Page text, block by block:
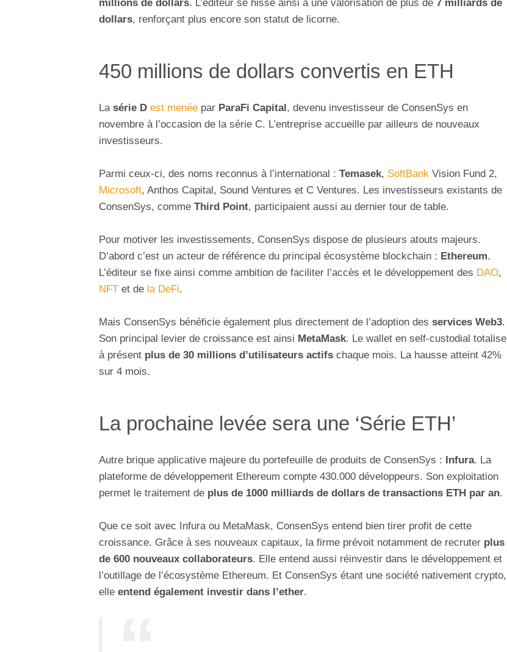
millions de dollars. L’éditeur se hisse ainsi à une valorisation de plus de 7 milliards de
dollars, renforçant plus encore son statut de licorne.
450 millions de dollars convertis en ETH
La série D est menée par ParaFi Capital, devenu investisseur de ConsenSys en
novembre à l’occasion de la série C. L’entreprise accueille par ailleurs de nouveaux
investisseurs.
Parmi ceux-ci, des noms reconnus à l’international : Temasek, SoftBank Vision Fund 2,
Microsoft, Anthos Capital, Sound Ventures et C Ventures. Les investisseurs existants de
ConsenSys, comme Third Point, participaient aussi au dernier tour de table.
Pour motiver les investissements, ConsenSys dispose de plusieurs atouts majeurs.
D’abord c’est un acteur de référence du principal écosystème blockchain : Ethereum.
L’éditeur se fixe ainsi comme ambition de faciliter l’accès et le développement des DAO,
NFT et de la DeFi.
Mais ConsenSys bénéficie également plus directement de l’adoption des services Web3.
Son principal levier de croissance est ainsi MetaMask. Le wallet en self-custodial totalise
à présent plus de 30 millions d’utilisateurs actifs chaque mois. La hausse atteint 42%
sur 4 mois.
La prochaine levée sera une ‘Série ETH’
Autre brique applicative majeure du portefeuille de produits de ConsenSys : Infura. La
plateforme de développement Ethereum compte 430.000 développeurs. Son exploitation
permet le traitement de plus de 1000 milliards de dollars de transactions ETH par an.
Que ce soit avec Infura ou MetaMask, ConsenSys entend bien tirer profit de cette
croissance. Grâce à ses nouveaux capitaux, la firme prévoit notamment de recruter plus
de 600 nouveaux collaborateurs. Elle entend aussi réinvestir dans le développement et
l’outillage de l’écosystème Ethereum. Et ConsenSys étant une société nativement crypto,
elle entend également investir dans l’ether.